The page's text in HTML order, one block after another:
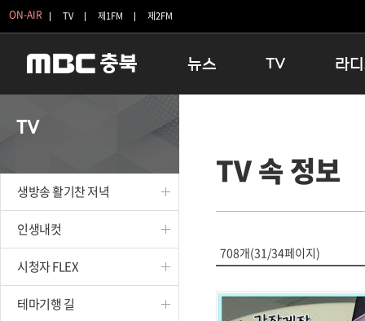
ON-AIR TV 제1FM 제2FM
뉴스
보은
옥천
TV
인생내컷
테마기행 길
시청자 FLEX
특집프로그램
종영프로그램
라
16:00 완
우리 고
TV
생방송 활기찬 저녁
인생내컷
시청자 FLEX
테마기행 길
TV 속 정보
708개(31/34페이지)